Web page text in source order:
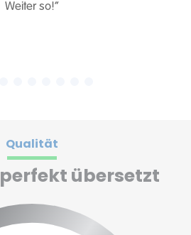
Weiter so!“
Qualität
perfekt übersetzt